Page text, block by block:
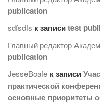
publication
sdfsdfs к записиtest
Главный редактор
publication
JesseBoafe к записи
практической
основные приоритеты